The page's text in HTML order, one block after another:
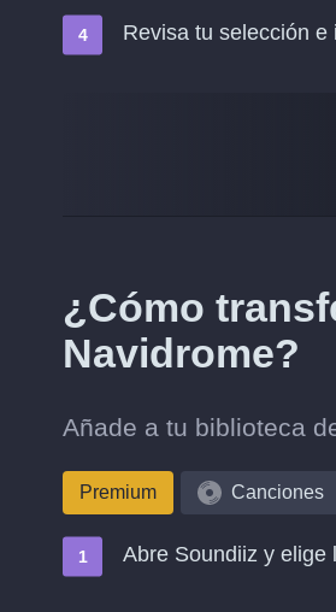
Revisa tu selección
¿Cómo
Navidrome?
Añade a tu biblioteca
Premium Canciones
Abre Soundiiz y elige